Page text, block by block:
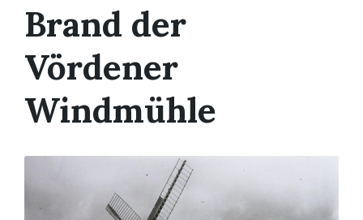
Brand der
Vördener
Windmühle